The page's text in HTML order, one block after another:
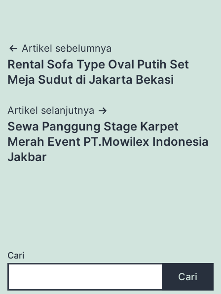
Navigasi
pos
Artikel sebelumnya
Rental Sofa Type Oval Putih Set
Meja Sudut di Jakarta Bekasi
Artikel selanjutnya
Sewa Panggung Stage Karpet
Merah Event PT.Mowilex Indonesia
Jakbar
Cari
Cari